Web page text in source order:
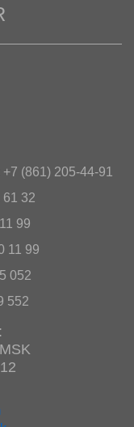
+7 (861) 205-44-91
32
99
11 99
052
552